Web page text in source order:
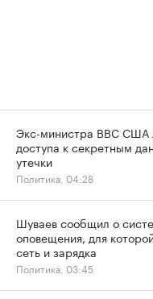
Экс-министра ВВС США
доступа к секретным
утечки
Политика, 04:28
Шуваев сообщил о
оповещения, для
сеть и зарядка
Политика, 03:45